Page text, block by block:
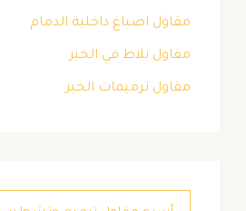
مقاول اصباغ داخلية الدمام
مقاول بلاط في الخبر
مقاول ترميمات الخبر